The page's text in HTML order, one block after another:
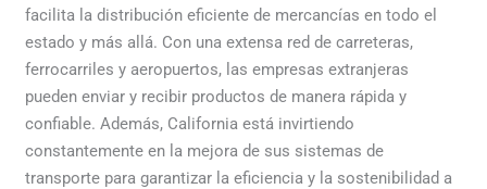
facilita la distribución eficiente de mercancías en todo el
estado y más allá. Con una extensa red de carreteras,
ferrocarriles y aeropuertos, las empresas extranjeras
pueden enviar y recibir productos de manera rápida y
confiable. Además, California está invirtiendo
constantemente en la mejora de sus sistemas de
transporte para garantizar la eficiencia y la sostenibilidad a